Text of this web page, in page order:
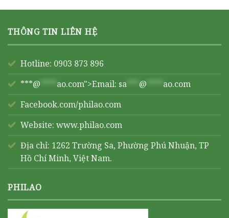
THÔNG TIN LIÊN HỆ
Hotline: 0903 873 896
***@ **** ao.com">Email: sa *** @ **** ao.com
Facebook.com/philao.com
Website: www.philao.com
Địa chỉ: 1262 Trường Sa, Phường Phú Nhuận, TP
Hồ Chí Minh, Việt Nam.
PHILAO